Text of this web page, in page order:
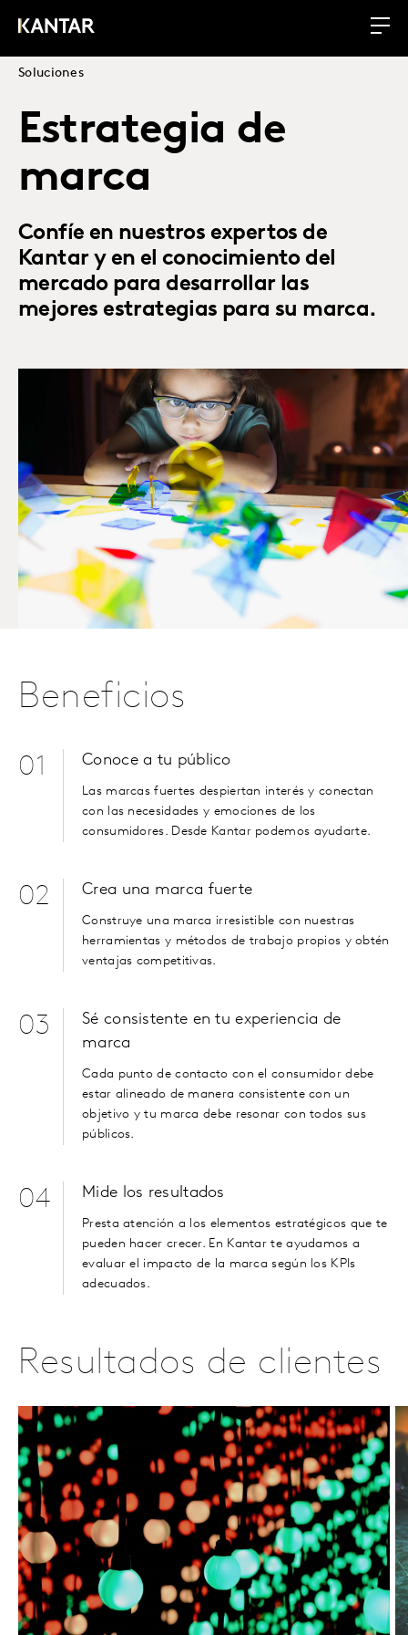
Soluciones
Estrategia de
marca
Confíe en nuestros expertos de
Kantar y en el conocimiento del
mercado para desarrollar las
mejores estrategias para su marca.
Beneficios
01 Conoce a tu público
Las marcas fuertes despiertan interés y conectan
con las necesidades y emociones de los
consumidores. Desde Kantar podemos ayudarte.
02 Crea una marca fuerte
Construye una marca irresistible con nuestras
herramientas y métodos de trabajo propios y obtén
ventajas competitivas.
03
Sé consistente en tu experiencia de
marca
Cada punto de contacto con el consumidor debe
estar alineado de manera consistente con un
objetivo y tu marca debe resonar con todos sus
públicos.
04 Mide los resultados
Presta atención a los elementos estratégicos que te
pueden hacer crecer. En Kantar te ayudamos a
evaluar el impacto de la marca según los KPIs
adecuados.
Resultados de clientes